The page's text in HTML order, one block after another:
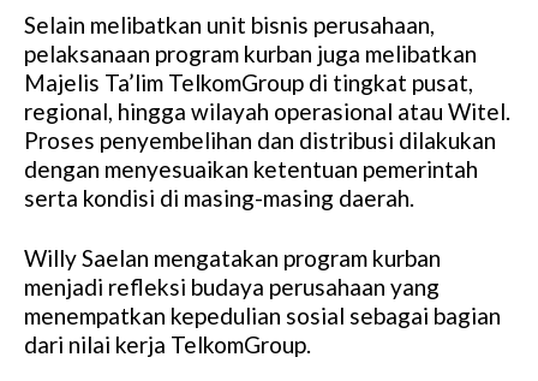
Selain melibatkan unit bisnis perusahaan,
pelaksanaan program kurban juga melibatkan
Majelis Ta’lim TelkomGroup di tingkat pusat,
regional, hingga wilayah operasional atau Witel.
Proses penyembelihan dan distribusi dilakukan
dengan menyesuaikan ketentuan pemerintah
serta kondisi di masing-masing daerah.
Willy Saelan mengatakan program kurban
menjadi refleksi budaya perusahaan yang
menempatkan kepedulian sosial sebagai bagian
dari nilai kerja TelkomGroup.